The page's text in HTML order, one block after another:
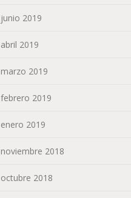
junio 2019
abril 2019
marzo 2019
febrero 2019
enero 2019
noviembre 2018
octubre 2018